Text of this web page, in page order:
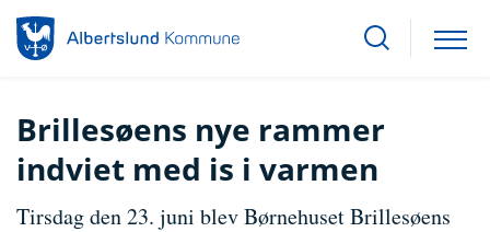
Brillesøens nye rammer
indviet med is i varmen
Tirsdag den 23. juni blev Børnehuset Brillesøens